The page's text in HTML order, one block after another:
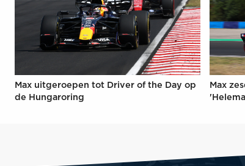
Max uitgeroepen tot Driver of the Day op
de Hungaroring
Max